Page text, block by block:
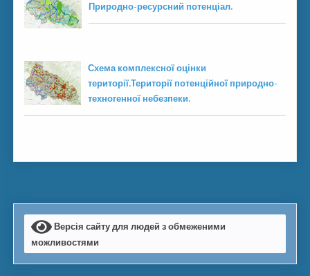
Природно-ресурсний потенціал.
Схема комплексної оцінки
території.Території потенційної природно-
техногенної небезпеки.
Версія сайту для людей з обмеженими
можливостями